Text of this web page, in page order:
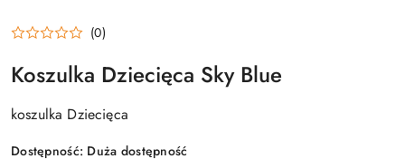
(0)
Koszulka Dziecięca Sky Blue
koszulka Dziecięca
Dostępność: Duża dostępność